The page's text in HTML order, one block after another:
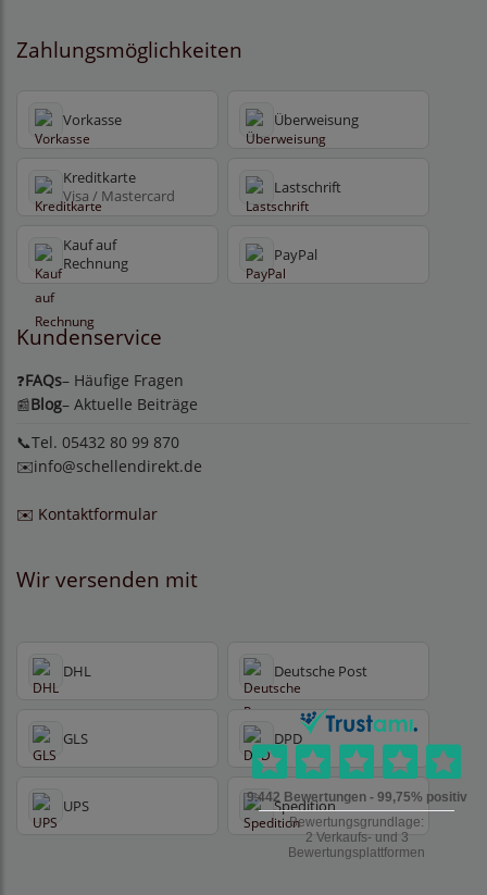
Zahlungsmöglichkeiten
Vorkasse Überweisung
Kreditkarte
Visa / Mastercard Lastschrift
Kauf auf
Rechnung
PayPal
Kundenservice
❓FAQs– Häufige Fragen
📰Blog– Aktuelle Beiträge
📞Tel. 05432 80 99 870
✉️info@schellendirekt.de
✉️ Kontaktformular
Wir versenden mit
DHL Deutsche Post
GLS DPD
UPS Spedition